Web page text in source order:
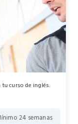
tu curso de inglés.
24 semanas